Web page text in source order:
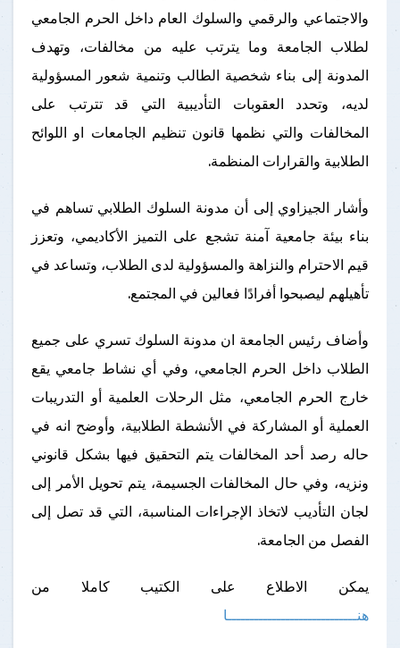
والاجتماعي والرقمي والسلوك العام داخل الحرم الجامعي
لطلاب الجامعة وما يترتب عليه من مخالفات، وتهدف
المدونة إلى بناء شخصية الطالب وتنمية شعور المسؤولية
لديه، وتحدد العقوبات التأديبية التي قد تترتب على
المخالفات والتي نظمها قانون تنظيم الجامعات او اللوائح
الطلابية والقرارات المنظمة.
وأشار الجيزاوي إلى أن مدونة السلوك الطلابي تساهم في
بناء بيئة جامعية آمنة تشجع على التميز الأكاديمي، وتعزز
قيم الاحترام والنزاهة والمسؤولية لدى الطلاب، وتساعد في
تأهيلهم ليصبحوا أفرادًا فعالين في المجتمع.
وأضاف رئيس الجامعة ان مدونة السلوك تسري على جميع
الطلاب داخل الحرم الجامعي، وفي أي نشاط جامعي يقع
خارج الحرم الجامعي، مثل الرحلات العلمية أو التدريبات
العملية أو المشاركة في الأنشطة الطلابية، وأوضح انه في
حاله رصد أحد المخالفات يتم التحقيق فيها بشكل قانوني
ونزيه، وفي حال المخالفات الجسيمة، يتم تحويل الأمر إلى
لجان التأديب لاتخاذ الإجراءات المناسبة، التي قد تصل إلى
الفصل من الجامعة.
يمكن الاطلاع على الكتيب كاملا من
هنـــــــــــــــــــــــــــــا